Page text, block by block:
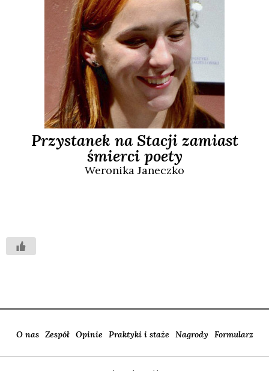
Przystanek na Stacji zamiast
śmierci poety
Weronika Janeczko
O nas Zespół Opinie Praktyki i staże Nagrody Formularz